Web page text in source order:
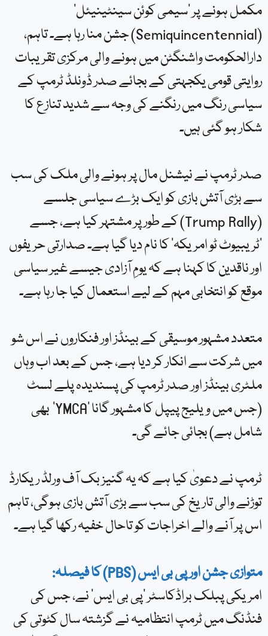
مکمل ہونے پر ‘سیمی کوئن سینٹینیئل’
(Semiquincentennial) جشن منا رہا ہے۔ تاہم،
دارالحکومت واشنگٹن میں ہونے والی مرکزی تقریبات
روایتی قومی یکجہتی کے بجائے صدر ڈونلڈ ٹرمپ کے
سیاسی رنگ میں رنگنے کی وجہ سے شدید تنازع کا
شکار ہو گئی ہیں۔
صدر ٹرمپ نے نیشنل مال پر ہونے والی ملک کی سب
سے بڑی آتش بازی کو ایک بڑے سیاسی جلسے
(Trump Rally) کے طور پر مشتہر کیا ہے، جسے
‘ٹریبیوٹ ٹو امریکہ’ کا نام دیا گیا ہے۔ صدارتی حریفوں
اور ناقدین کا کہنا ہے کہ یومِ آزادی جیسے غیر سیاسی
موقع کو انتخابی مہم کے لیے استعمال کیا جا رہا ہے۔
متعدد مشہور موسیقی کے بینڈز اور فنکاروں نے اس شو
میں شرکت سے انکار کر دیا ہے، جس کے بعد اب وہاں
ملٹری بینڈز اور صدر ٹرمپ کی پسندیدہ پلے لسٹ
(جس میں ویلیج پیپل کا مشہور گانا ‘YMCA’ بھی
شامل ہے) بجائی جائے گی۔
ٹرمپ نے دعویٰ کیا ہے کہ یہ گنیز بک آف ورلڈ ریکارڈ
توڑنے والی تاریخ کی سب سے بڑی آتش بازی ہوگی، تاہم
اس پر آنے والے اخراجات کو تاحال خفیہ رکھا گیا ہے۔
متوازی جشن اور پی بی ایس (PBS) کا فیصلہ:
امریکی پبلک براڈکاسٹر ‘پی بی ایس’ نے، جس کی
فنڈنگ میں ٹرمپ انتظامیہ نے گزشتہ سال کٹوتی کی